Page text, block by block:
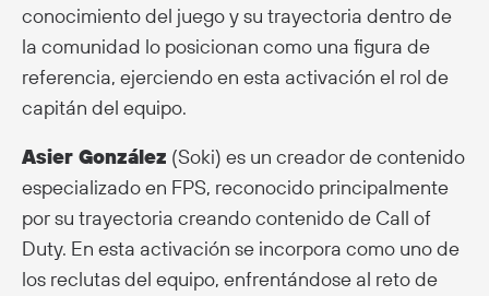
conocimiento del juego y su trayectoria dentro de
la comunidad lo posicionan como una figura de
referencia, ejerciendo en esta activación el rol de
capitán del equipo.
Asier González (Soki) es un creador de contenido
especializado en FPS, reconocido principalmente
por su trayectoria creando contenido de Call of
Duty. En esta activación se incorpora como uno de
los reclutas del equipo, enfrentándose al reto de